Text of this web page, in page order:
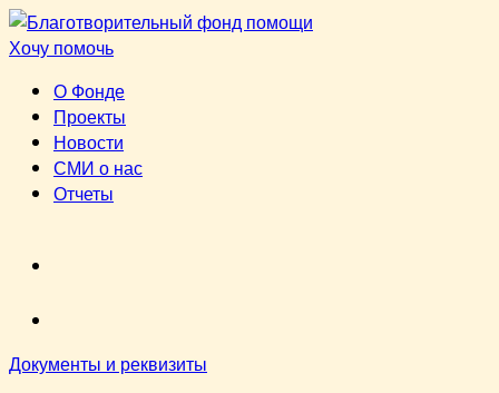
Перейти
к
Хочу помочь
О Фонде
Проекты
Новости
СМИ о нас
Отчеты
Документы и реквизиты